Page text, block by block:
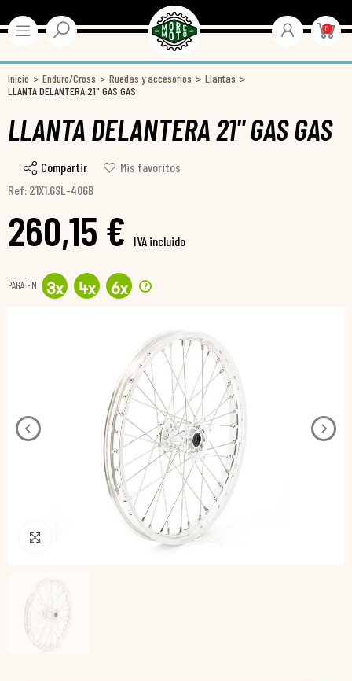
0
Inicio Enduro/Cross Ruedas y accesorios
Llantas
LLANTA DELANTERA 21" GAS GAS
LLANTA DELANTERA 21" GAS GAS
Compartir
Mis favoritos
Ref: 21X1.6SL-406B
260,15 € IVA incluido
PAGA EN 3x 4x 6x ?
Pincha para agrandar